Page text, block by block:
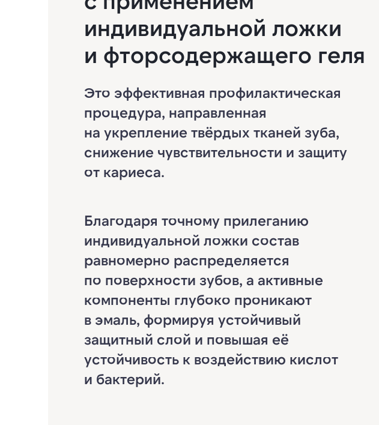
индивидуальной ложки
и фторсодержащего геля
Это эффективная профилактическая
процедура, направленная
на укрепление твёрдых тканей зуба,
снижение чувствительности и защиту
от кариеса.
Благодаря точному прилеганию
индивидуальной ложки состав
равномерно распределяется
по поверхности зубов, а активные
компоненты глубоко проникают
в эмаль, формируя устойчивый
защитный слой и повышая её
устойчивость к воздействию кислот
и бактерий.